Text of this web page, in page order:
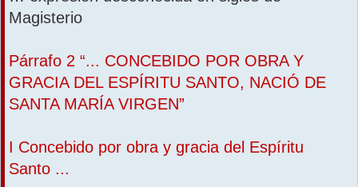
Magisterio
Párrafo 2 “... CONCEBIDO POR OBRA Y
GRACIA DEL ESPÍRITU SANTO, NACIÓ DE
SANTA MARÍA VIRGEN”
I Concebido por obra y gracia del Espíritu
Santo ...